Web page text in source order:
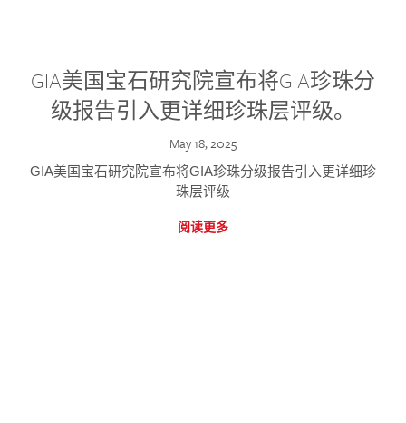
GIA美国宝石研究院宣布将GIA珍珠分
级报告引入更详细珍珠层评级。
May 18, 2025
GIA美国宝石研究院宣布将GIA珍珠分级报告引入更详细珍
珠层评级
阅读更多